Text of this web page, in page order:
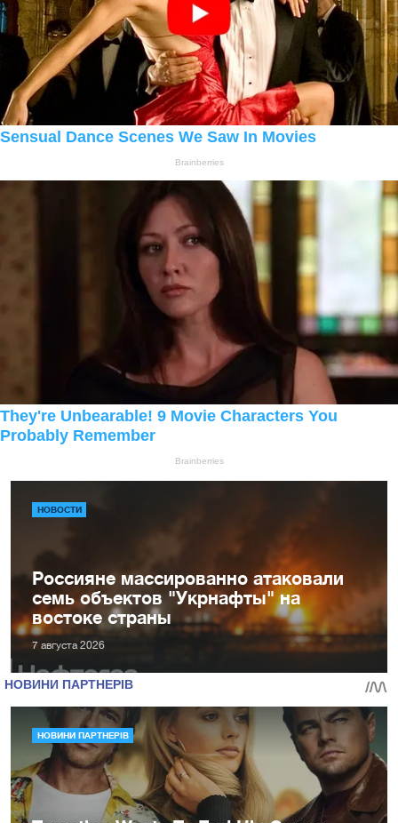
НОВОСТИ
Россияне массированно атаковали
семь объектов "Укрнафты" на
востоке страны
7 августа 2026